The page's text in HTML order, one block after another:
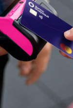
en línea para tu
Beta
de nuestro